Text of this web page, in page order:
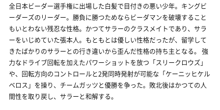
全日本ビーダー選手権に出場した白髪で目付きの悪い少年。キングビ
ーダーズのリーダー。勝負に勝つためならビーダマンを破壊すること
もいとわない残忍な性格。かつてサラーのクラスメイトであり、サラ
ーをいじめていた張本人。もともとは優しい性格だったが、留学して
きたばかりのサラーとの行き違いから歪んだ性格の持ち主となる。 強
力なドライブ回転を加えたパワーショットを放つ「スリークロウズ」
や、回転方向のコントロールと2発同時発射が可能な「ケーニッヒケル
ベロス」を操り、チームガッツと優勝を争った。敗北後はかつての人
間性を取り戻し、サラーと和解する。